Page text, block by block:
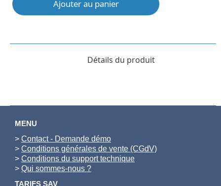
Ajouter au panier
Détails du produit
MENU
> Contact - Demande démo
> Conditions générales de vente (CGdV)
> Conditions du support technique
> Qui sommes-nous ?
TARIFS SAV